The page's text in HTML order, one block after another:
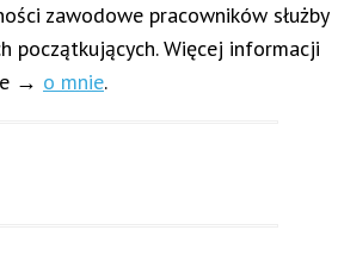
zawodowe pracowników służby
początkujących. Więcej informacji
→ o mnie.